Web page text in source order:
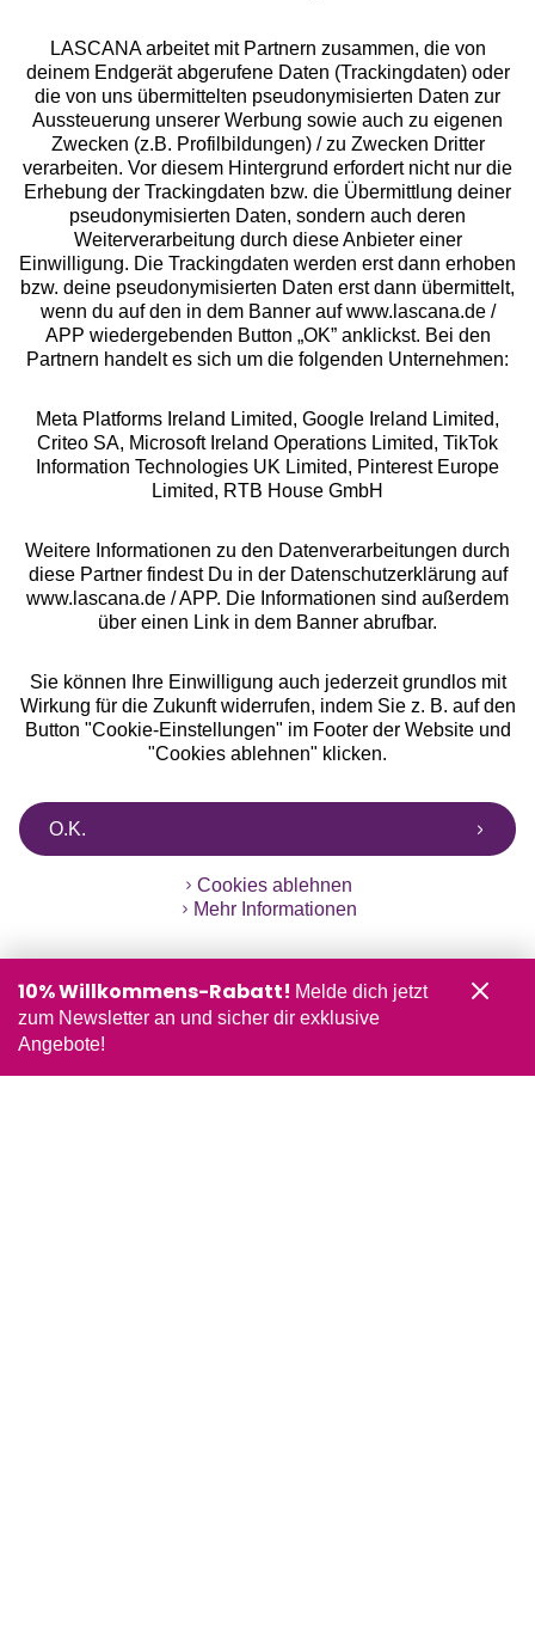
Services
Beratung
Über uns
Rechtliches
Alle Preise inkl. MwSt., zzgl.
Versandkosten
** Bonität vorausgesetzt, berechtigt zur Bonitätsprüfung
LASCANA arbeitet mit Partnern zusammen, die von
deinem Endgerät abgerufene Daten (Trackingdaten) oder
die von uns übermittelten pseudonymisierten Daten zur
Aussteuerung unserer Werbung sowie auch zu eigenen
Zwecken (z.B. Profilbildungen) / zu Zwecken Dritter
verarbeiten. Vor diesem Hintergrund erfordert nicht nur die
Erhebung der Trackingdaten bzw. die Übermittlung deiner
pseudonymisierten Daten, sondern auch deren
Weiterverarbeitung durch diese Anbieter einer
Einwilligung. Die Trackingdaten werden erst dann erhoben
bzw. deine pseudonymisierten Daten erst dann übermittelt,
wenn du auf den in dem Banner auf www.lascana.de /
APP wiedergebenden Button „OK” anklickst. Bei den
Partnern handelt es sich um die folgenden Unternehmen:
Meta Platforms Ireland Limited, Google Ireland Limited,
Criteo SA, Microsoft Ireland Operations Limited, TikTok
Information Technologies UK Limited, Pinterest Europe
Limited, RTB House GmbH
Weitere Informationen zu den Datenverarbeitungen durch
diese Partner findest Du in der Datenschutzerklärung auf
www.lascana.de / APP. Die Informationen sind außerdem
über einen Link in dem Banner abrufbar.
Sie können Ihre Einwilligung auch jederzeit grundlos mit
Wirkung für die Zukunft widerrufen, indem Sie z. B. auf den
Button "Cookie-Einstellungen" im Footer der Website und
"Cookies ablehnen" klicken.
O.K.
Cookies ablehnen
Mehr Informationen
10% Willkommens-Rabatt! Melde dich jetzt
zum Newsletter an und sicher dir exklusive
Angebote!